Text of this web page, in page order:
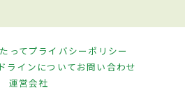
ってプライバシーポリシー
ラインについてお問い合わせ
運営会社